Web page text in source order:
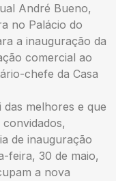
André Bueno,
no Palácio do
a inauguração da
comercial ao
chefe da Casa
melhores e que
de inauguração
feira, 30 de maio,
a nova